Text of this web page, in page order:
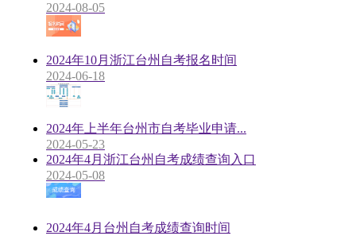
2024-08-05
2024年10月浙江台州自考报名时间
2024-06-18
2024年上半年台州市自考毕业申请...
2024-05-23
2024年4月浙江台州自考成绩查询入口
2024-05-08
2024年4月台州自考成绩查询时间